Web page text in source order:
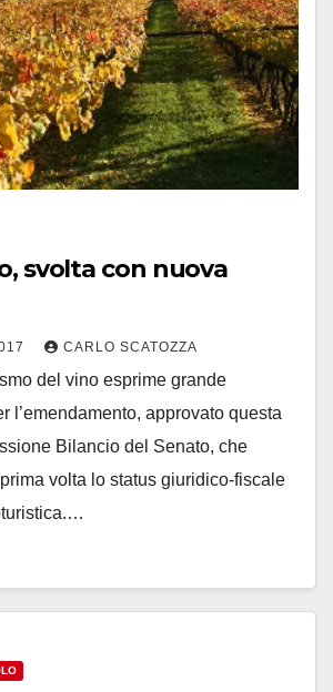
svolta con nuova
CARLO SCATOZZA
del vino esprime grande
l’emendamento, approvato questa
Bilancio del Senato, che
volta lo status giuridico-fiscale